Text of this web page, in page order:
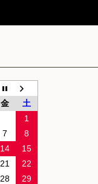
金
土
1
7
8
14
15
21
22
28
29